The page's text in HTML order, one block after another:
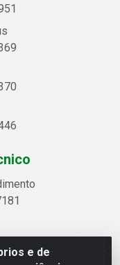
e de
Alegre, 2521 -